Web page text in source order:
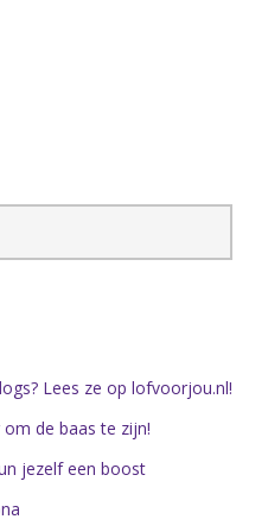
Lees ze op lofvoorjou.nl!
de baas te zijn!
jezelf een boost